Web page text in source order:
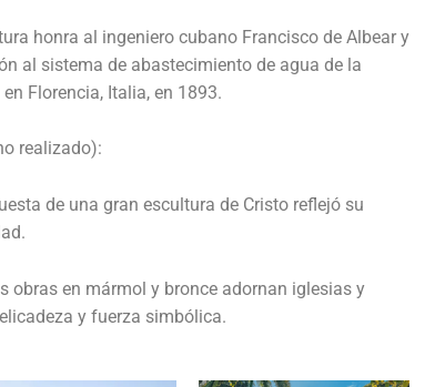
honra al ingeniero cubano Francisco de Albear y
al sistema de abastecimiento de agua de la
Florencia, Italia, en 1893.
realizado):
de una gran escultura de Cristo reflejó su
obras en mármol y bronce adornan iglesias y
y fuerza simbólica.